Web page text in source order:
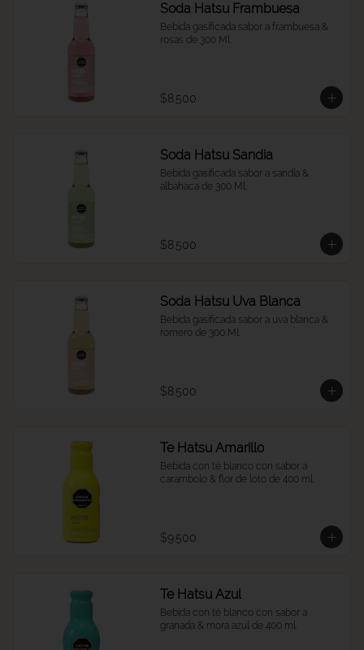
Soda Hatsu Frambuesa
Bebida gasificada sabor a frambuesa &
rosas de 300 Ml.
$8.500
Soda Hatsu Sandia
Bebida gasificada sabor a sandía &
albahaca de 300 Ml.
$8.500
Soda Hatsu Uva Blanca
Bebida gasificada sabor a uva blanca &
romero de 300 Ml.
$8.500
Te Hatsu Amarillo
Bebida con té blanco con sabor a
carambolo & flor de loto de 400 ml.
$9.500
Te Hatsu Azul
Bebida con té blanco con sabor a
granada & mora azul de 400 ml.